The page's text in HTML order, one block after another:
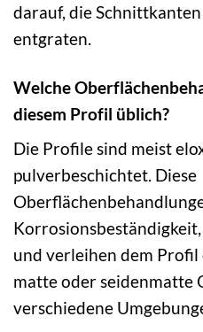
darauf, die
entgraten.
Welche
diesem Profil üblich?
Die Profile sind meist
pulverbeschichtet. Diese
und verleihen dem
matte oder seidenmatte
verschiedene